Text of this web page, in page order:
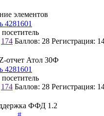
элементов
4281601
174 Баллов: 28 Регистрация:
отчет Атол 30Ф
4281601
174 Баллов: 28 Регистрация:
ФФД 1.2